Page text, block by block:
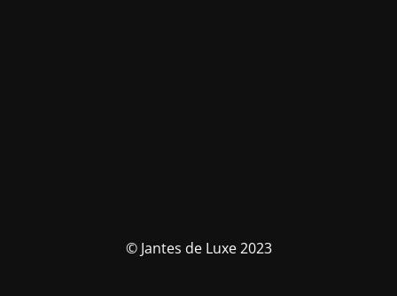
© Jantes de Luxe 2023